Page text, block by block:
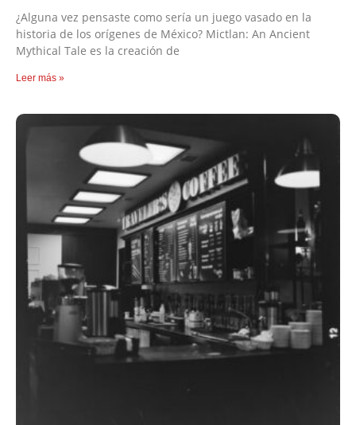
¿Alguna vez pensaste como sería un juego vasado en la
historia de los orígenes de México? Mictlan: An Ancient
Mythical Tale es la creación de
Leer más »